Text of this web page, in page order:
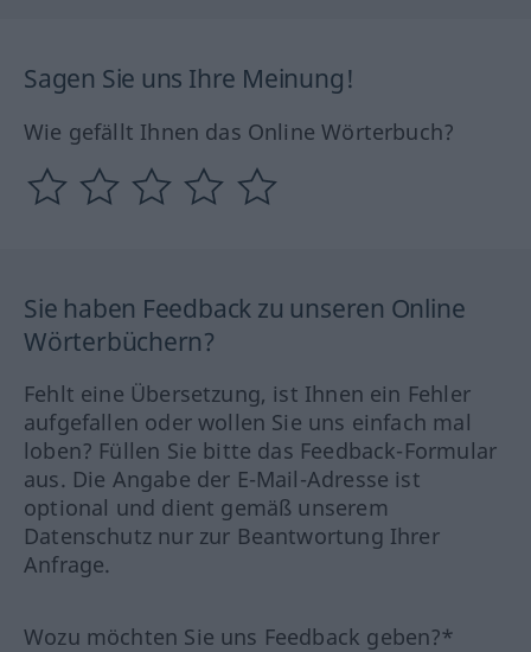
Sagen Sie uns Ihre Meinung!
Wie gefällt Ihnen das Online Wörterbuch?
Sie haben Feedback zu unseren Online
Wörterbüchern?
Fehlt eine Übersetzung, ist Ihnen ein Fehler
aufgefallen oder wollen Sie uns einfach mal
loben? Füllen Sie bitte das Feedback-Formular
aus. Die Angabe der E-Mail-Adresse ist
optional und dient gemäß unserem
Datenschutz nur zur Beantwortung Ihrer
Anfrage.
Wozu möchten Sie uns Feedback geben?*